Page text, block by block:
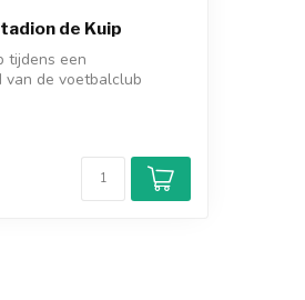
de Kuip
tijdens een
van de voetbalclub